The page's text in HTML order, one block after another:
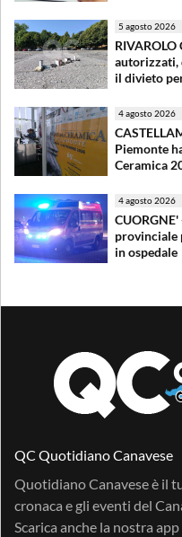
5 agosto 2026
autorizzati,
il divieto
4 agosto 2026
Piemonte
Ceramica
4 agosto 2026
provinciale
in ospedale
QC Quotidiano Canavese
Quotidiano Canavese è il
cronaca e gli eventi del
Scarica anche la nostra